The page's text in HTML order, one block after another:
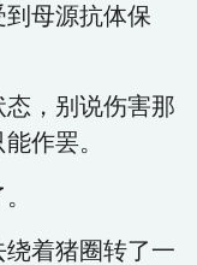
母源抗体保
，别说伤害那
作罢。
着猪圈转了一